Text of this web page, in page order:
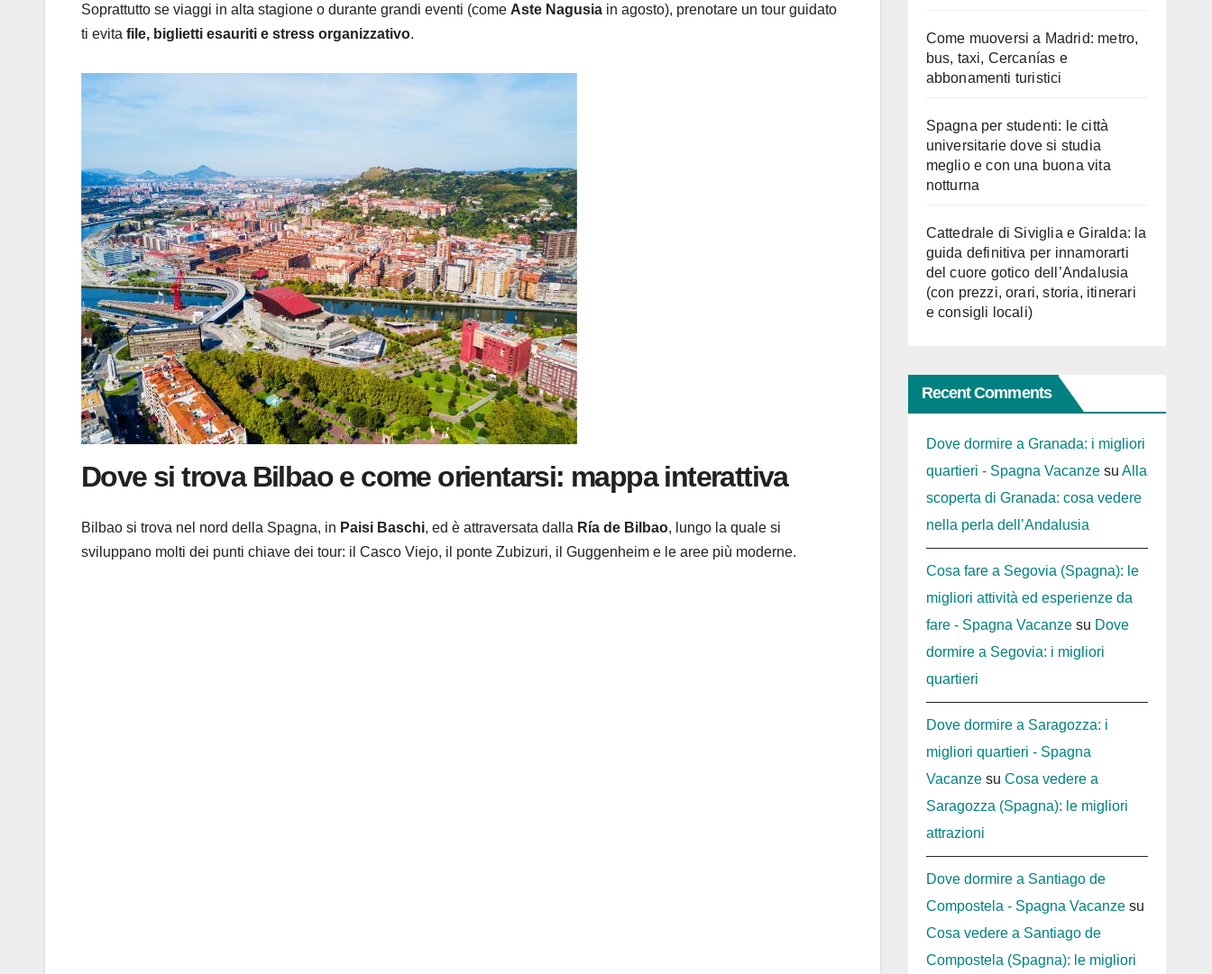
Soprattutto se viaggi in alta stagione o durante grandi eventi (come Aste Nagusia in agosto), prenotare un tour guidato
ti evita file, biglietti esauriti e stress organizzativo.
Dove si trova Bilbao e come orientarsi: mappa interattiva
Bilbao si trova nel nord della Spagna, in Paisi Baschi, ed è attraversata dalla Ría de Bilbao, lungo la quale si
sviluppano molti dei punti chiave dei tour: il Casco Viejo, il ponte Zubizuri, il Guggenheim e le aree più moderne.
Come muoversi a Madrid: metro,
bus, taxi, Cercanías e
abbonamenti turistici
Spagna per studenti: le città
universitarie dove si studia
meglio e con una buona vita
notturna
Cattedrale di Siviglia e Giralda: la
guida definitiva per innamorarti
del cuore gotico dell’Andalusia
(con prezzi, orari, storia, itinerari
e consigli locali)
Recent Comments
Dove dormire a Granada: i migliori
quartieri - Spagna Vacanzesu Alla
scoperta di Granada: cosa vedere
nella perla dell’Andalusia
Cosa fare a Segovia (Spagna): le
migliori attività ed esperienze da
fare - Spagna Vacanzesu Dove
dormire a Segovia: i migliori
quartieri
Dove dormire a Saragozza: i
migliori quartieri - Spagna
Vacanzesu Cosa vedere a
Saragozza (Spagna): le migliori
attrazioni
Dove dormire a Santiago de
Compostela - Spagna Vacanzesu
Cosa vedere a Santiago de
Compostela (Spagna): le migliori